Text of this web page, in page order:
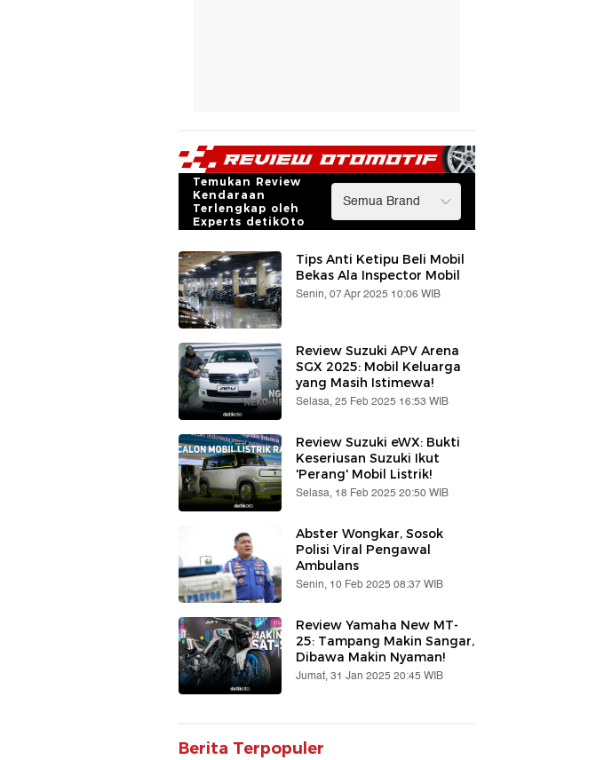
Temukan Review
Kendaraan
Terlengkap oleh
Experts detikOto
Tips Anti Ketipu Beli Mobil
Bekas Ala Inspector Mobil
Senin, 07 Apr 2025 10:06 WIB
Review Suzuki APV Arena
SGX 2025: Mobil Keluarga
yang Masih Istimewa!
Selasa, 25 Feb 2025 16:53 WIB
Review Suzuki eWX: Bukti
Keseriusan Suzuki Ikut
'Perang' Mobil Listrik!
Selasa, 18 Feb 2025 20:50 WIB
Abster Wongkar, Sosok
Polisi Viral Pengawal
Ambulans
Senin, 10 Feb 2025 08:37 WIB
Review Yamaha New MT-
25: Tampang Makin Sangar,
Dibawa Makin Nyaman!
Jumat, 31 Jan 2025 20:45 WIB
Berita Terpopuler